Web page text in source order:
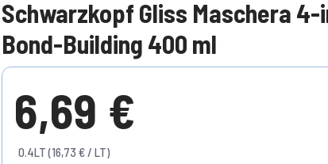
Schwarzkopf Gliss Maschera
Bond-Building 400 ml
6,69 €
0.4LT (16,73 € / LT)